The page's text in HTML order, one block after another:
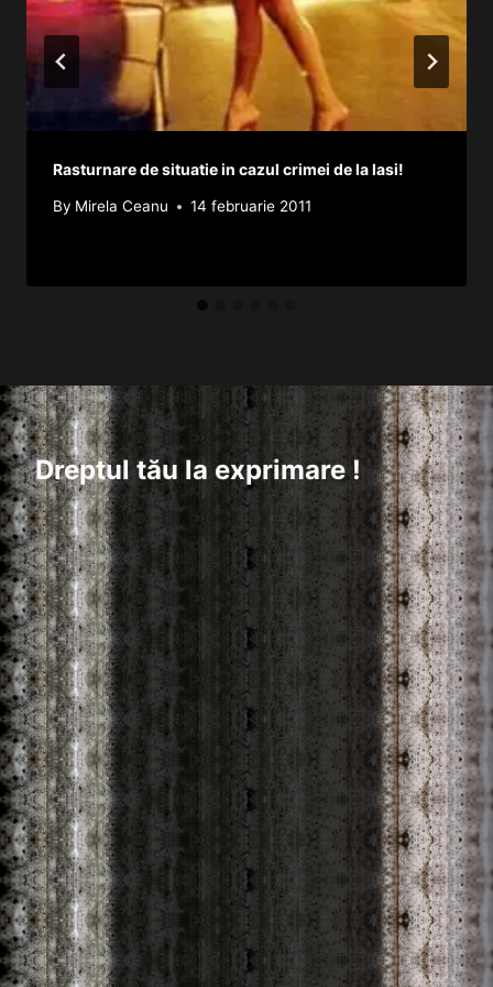
Rasturnare de situatie in cazul crimei de la Iasi!
By Mirela Ceanu 14 februarie 2011
Dreptul tău la exprimare !